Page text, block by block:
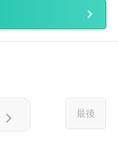
最後
chevron_right